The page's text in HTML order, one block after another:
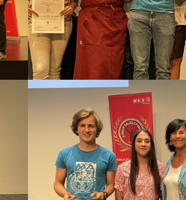
Show larger version